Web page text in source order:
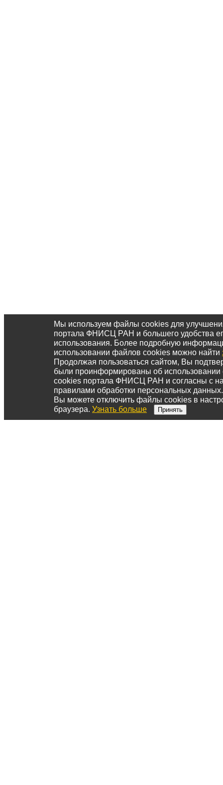
Мы используем файлы cookies для
портала ФНИСЦ РАН и большего удобства
использования. Более подробную
использовании файлов cookies можно найти
Продолжая пользоваться сайтом, Вы
были проинформированы об
cookies портала ФНИСЦ РАН и согласны с
правилами обработки персональных данных.
Вы можете отключить файлы cookies в
браузера. Узнать больше Принять